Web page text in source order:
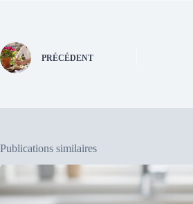
PRÉCÉDENT
Publications similaires